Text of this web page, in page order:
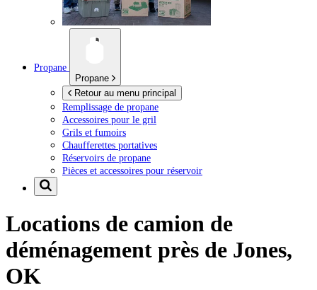
Propane
Propane
Retour au menu principal
Remplissage de propane
Accessoires pour le gril
Grils et fumoirs
Chaufferettes portatives
Réservoirs de propane
Pièces et accessoires pour réservoir
Locations de camion de
déménagement près de Jones,
OK